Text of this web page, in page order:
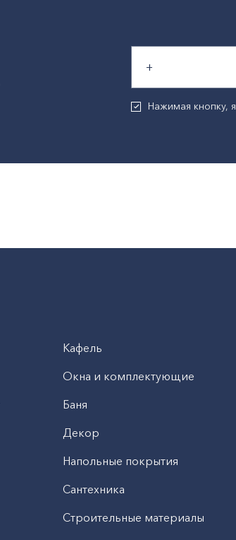
Нажимая кнопку,
Кафель
Окна и комплектующие
Баня
Декор
Напольные покрытия
Сантехника
Строительные материалы